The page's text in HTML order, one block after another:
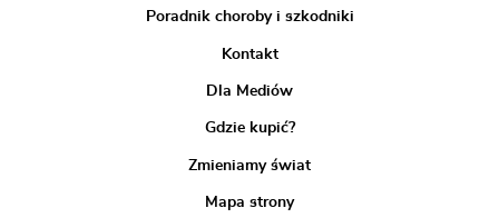
Poradnik choroby i szkodniki
Kontakt
Dla Mediów
Gdzie kupić?
Zmieniamy świat
Mapa strony